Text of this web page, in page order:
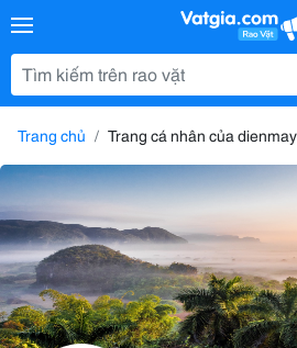
Trang chủ Trang cá nhân của